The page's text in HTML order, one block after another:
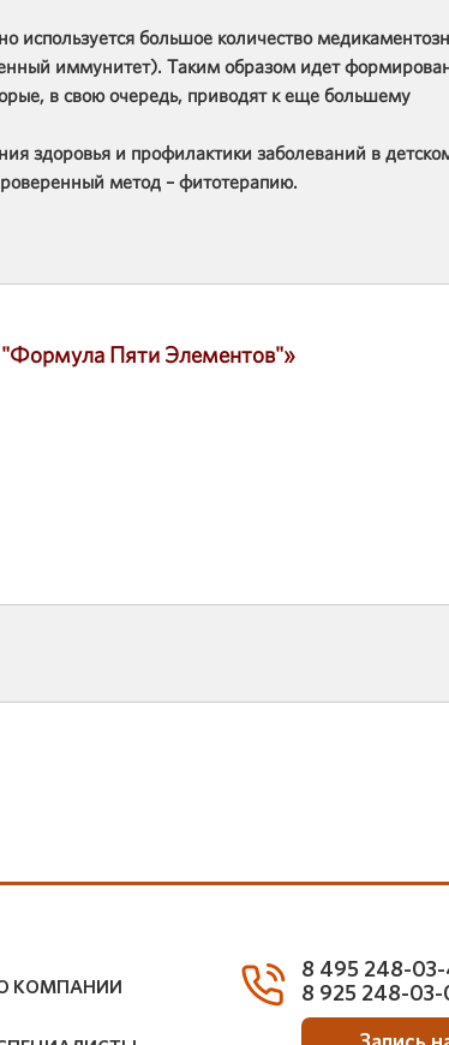
используется большое количество
иммунитет). Таким образом идет
в свою очередь, приводят к еще большему
здоровья и профилактики заболеваний в
метод – фитотерапию.
"Формула Пяти Элементов"»
КОМПАНИИ
8 495 248-
8 925 248-